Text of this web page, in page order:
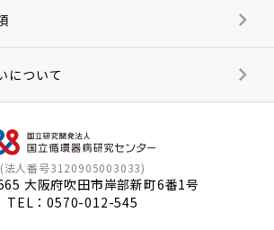
(法人番号3120905003033)
大阪府吹田市岸部新町6番1号
TEL：0570-012-545
について